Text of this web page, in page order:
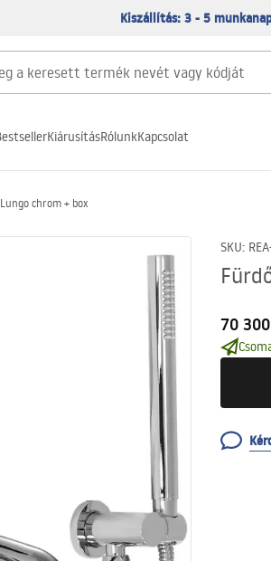
Kiszállítás: 3 - 5
KiárusításRólunkKapcsolat
chrom + box
SKU:
70